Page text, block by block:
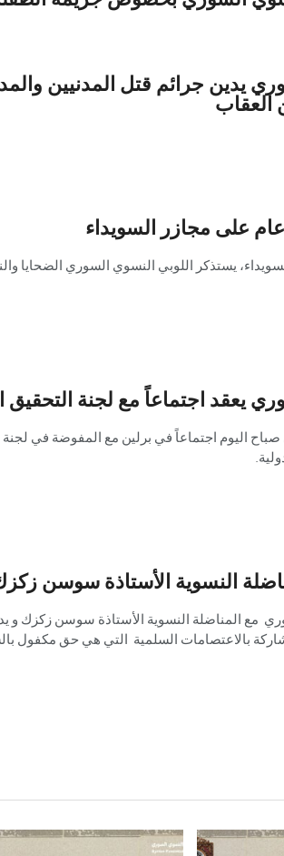
بخصوص
يدين جرائم قتل المدنيين
العقاب
على مجازر السويداء
يستذكر اللوبي النسوي السوري الضحايا
يعقد اجتماعاً مع لجنة
اليوم اجتماعاً في برلين مع المفوضة في لجنة
النسوية الأستاذة سوسن
مع المناضلة النسوية الأستاذة سوسن زكزك و
بالاعتصامات السلمية التي هي حق مكفول